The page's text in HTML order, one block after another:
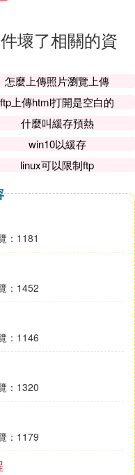
文件已破壞，怎
近我下的很多解壓
壞．基本上大的解
至於小點的有時候
縮軟體是最近的版
誰能告訴我是什麼
地址欄轉入受損壓
壓縮文件。
的「Repair」，然
一個對話框，讓你
WinRAR就會開始對
以對話框的形式顯示
目錄，你會發現該
或_reconst.zip的
修復好的文件。試著
，那麼恭喜你，你的
壞了相關的資
怎麼上傳照片瀏覽上傳
ftp上傳html打開是空白的
什麼叫緩存預熱
win10以緩存
linux可以限制ftp
：1181
：1452
：1146
：1320
：1179